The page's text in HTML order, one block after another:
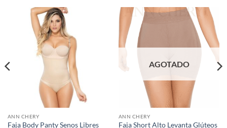
ANN CHERY
Faja Body Panty Senos Libres
AGOTADO
ANN CHERY
Faja Short Alto Levanta Glúteos